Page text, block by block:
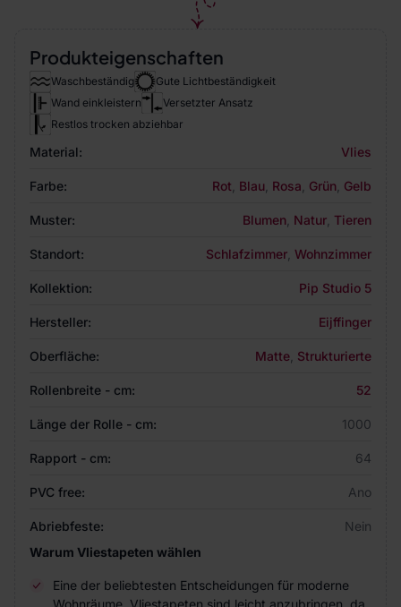
Produkteigenschaften
Waschbeständig
Gute Lichtbeständigkeit
Wand einkleistern
Versetzter Ansatz
Restlos trocken abziehbar
Material: Vlies
Farbe: Rot Blau Rosa Grün Gelb
Muster: Blumen Natur Tieren
Standort: Schlafzimmer Wohnzimmer
Kollektion: Pip Studio 5
Hersteller: Eijffinger
Oberfläche: Matte Strukturierte
Rollenbreite - cm: 52
Länge der Rolle - cm: 1000
Rapport - cm: 64
PVC free: Ano
Abriebfeste:
Nein
Warum Vliestapeten wählen
Eine der beliebtesten Entscheidungen für moderne
Wohnräume. Vliestapeten sind leicht anzubringen, da